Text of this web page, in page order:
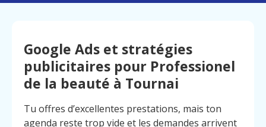
Google Ads et stratégies
publicitaires pour Professionel
de la beauté à Tournai
Tu offres d’excellentes prestations, mais ton
agenda reste trop vide et les demandes arrivent